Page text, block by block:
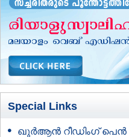
Special Links
ഖുർആൻ റീഡിംഗ് പെൻ